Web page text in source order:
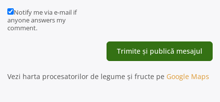
Notify me via e-mail if
anyone answers my
comment.
Vezi harta procesatorilor de legume și fructe pe Google Maps